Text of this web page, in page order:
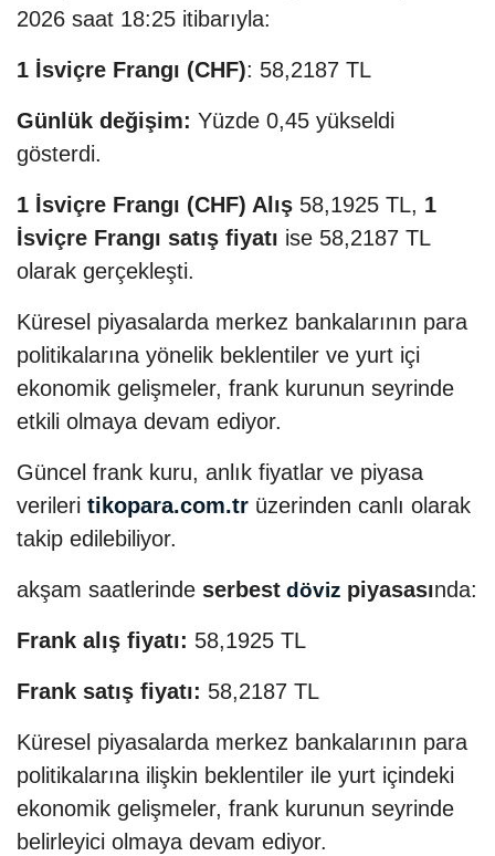
2026 saat 18:25 itibarıyla:
1 İsviçre Frangı (CHF): 58,2187 TL
Günlük değişim: Yüzde 0,45 yükseldi
gösterdi.
1 İsviçre Frangı (CHF) Alış 58,1925 TL, 1
İsviçre Frangı satış fiyatı ise 58,2187 TL
olarak gerçekleşti.
Küresel piyasalarda merkez bankalarının para
politikalarına yönelik beklentiler ve yurt içi
ekonomik gelişmeler, frank kurunun seyrinde
etkili olmaya devam ediyor.
Güncel frank kuru, anlık fiyatlar ve piyasa
verileri tikopara.com.tr üzerinden canlı olarak
takip edilebiliyor.
akşam saatlerinde serbest döviz piyasasında:
Frank alış fiyatı: 58,1925 TL
Frank satış fiyatı: 58,2187 TL
Küresel piyasalarda merkez bankalarının para
politikalarına ilişkin beklentiler ile yurt içindeki
ekonomik gelişmeler, frank kurunun seyrinde
belirleyici olmaya devam ediyor.